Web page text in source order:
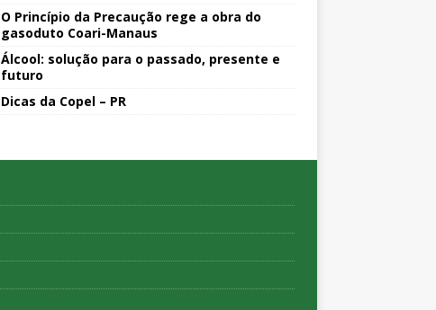
O Princípio da Precaução rege a obra do
gasoduto Coari-Manaus
Álcool: solução para o passado, presente e
futuro
Dicas da Copel – PR